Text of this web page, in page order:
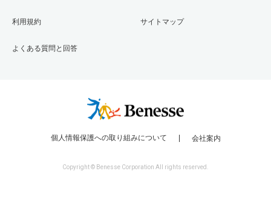
利用規約
よくある質問と回答
サイトマップ
個人情報保護への取り組みについて 会社案内
Copyright © Benesse Corporation All rights reserved.